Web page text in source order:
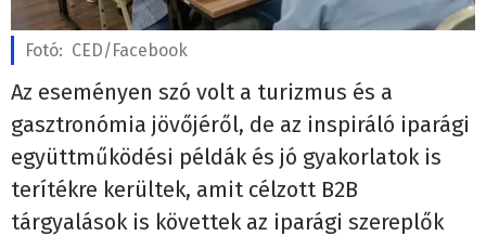
Fotó: CED/Facebook
Az eseményen szó volt a turizmus és a
gasztronómia jövőjéről, de az inspiráló iparági
együttműködési példák és jó gyakorlatok is
terítékre kerültek, amit célzott B2B
tárgyalások is követtek az iparági szereplők